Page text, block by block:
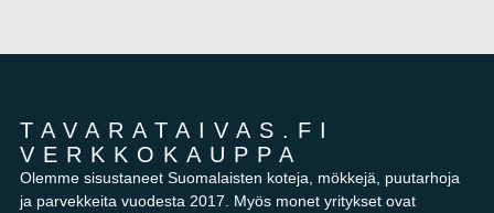
TAVARATAIVAS.FI
VERKKOKAUPPA
Olemme sisustaneet Suomalaisten koteja, mökkejä, puutarhoja
ja parvekkeita vuodesta 2017. Myös monet yritykset ovat